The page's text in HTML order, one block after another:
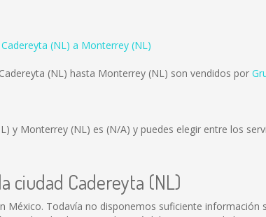
Cadereyta (NL) a Monterrey (NL)
(NL) hasta Monterrey (NL) son vendidos por
y Monterrey (NL) es (N/A) y puedes elegir entre los
ciudad Cadereyta (NL)
México. Todavía no disponemos suficiente